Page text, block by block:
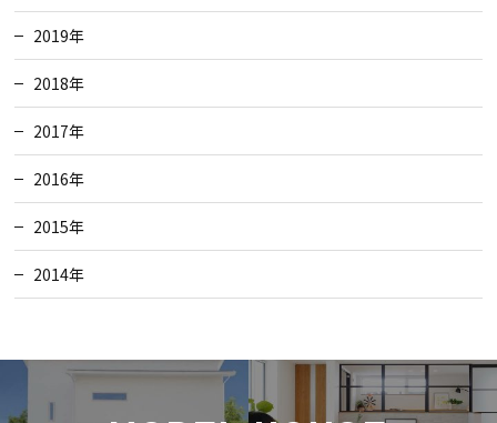
2019年
2018年
2017年
2016年
2015年
2014年